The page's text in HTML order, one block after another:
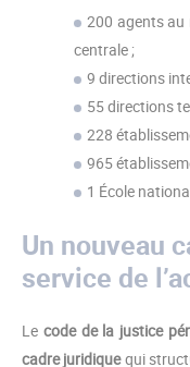
200 agents au
centrale ;
9 directions
55 directions
228
965
1 École
Un nouveau
service de
Le code de la justice
cadre juridiquequi